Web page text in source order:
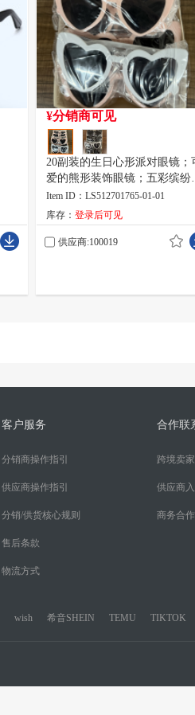
¥分销商可见
20副装的生日心形派对眼镜；
爱的熊形装饰眼镜；五彩缤纷
狂欢节主题心形眼镜；透明无
的糖色心形时尚眼镜。非常适
在节日、派对上佩戴，也可作
派对礼物赠送。
Item ID：LS512701765-01-01
库存： 登录后可见
供应商:100019
客户服务
分销商操作指引
供应商操作指引
分销/供货核心规则
售后条款
物流方式
合作联
跨境卖
供应商
商务合作
wish 希音SHEIN TEMU TIKTOK